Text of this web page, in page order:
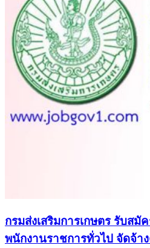
กรมส่งเสริมการเกษตร รับสมั
พนักงานราชการทั่วไป จัดจ้า